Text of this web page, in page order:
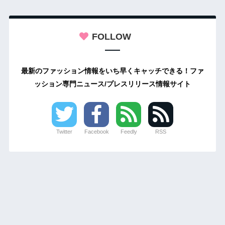
FOLLOW
最新のファッション情報をいち早くキャッチできる！ファ
ッション専門ニュース/プレスリリース情報サイト
Twitter Facebook Feedly RSS